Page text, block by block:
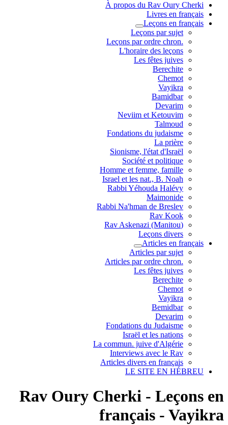
À propos du Rav Oury Cherki
Livres en français
Leçons en français
Leçons par sujet
.Leçons par ordre chron
L'horaire des leçons
Les fêtes juives
Berechite
Chemot
Vayikra
Bamidbar
Devarim
Neviim et Ketouvim
Talmoud
Fondations du judaisme
La prière
Sionisme, l'état d'Israël
Société et politique
Homme et femme, famille
Israel et les nat., B. Noah
Rabbi Yéhouda Halévy
Maimonide
Rabbi Na'hman de Breslev
Rav Kook
(Rav Askenazi (Manitou
Leçons divers
Articles en français
Articles par sujet
.Articles par ordre chron
Les fêtes juives
Berechite
Chemot
Vayikra
Bemidbar
Devarim
Fondations du Judaisme
Israël et les nations
La commun. juive d'Algérie
Interviews avec le Rav
Articles divers en français
LE SITE EN HÉBREU
Rav Oury Cherki - Leçons en
français - Vayikra